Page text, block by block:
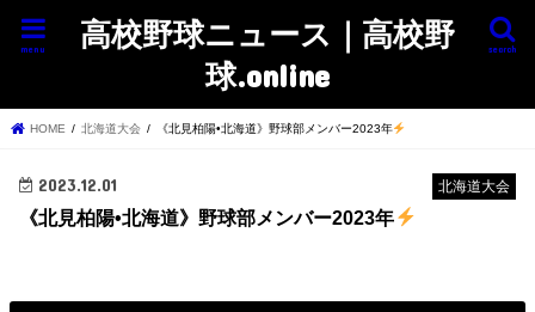
高校野球ニュース｜高校野
球.online
search
menu
HOME 北海道大会 《北見柏陽•北海道》野球部メンバー2023年
北海道大会
2023.12.01
《北見柏陽•北海道》野球部メンバー2023年